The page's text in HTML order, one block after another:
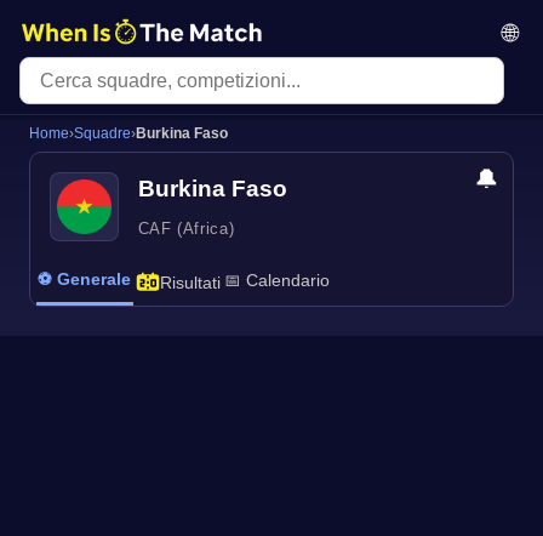
🌐
Home›Squadre›Burkina Faso
Burkina Faso
CAF (Africa)
🔔
⚽ Generale Risultati 📅 Calendario